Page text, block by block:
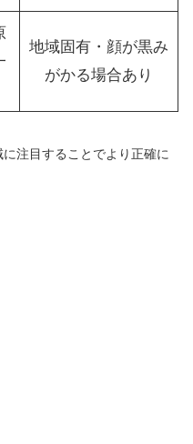
地域固有・顔が黒み
がかる場合あり
注目することでより正確に